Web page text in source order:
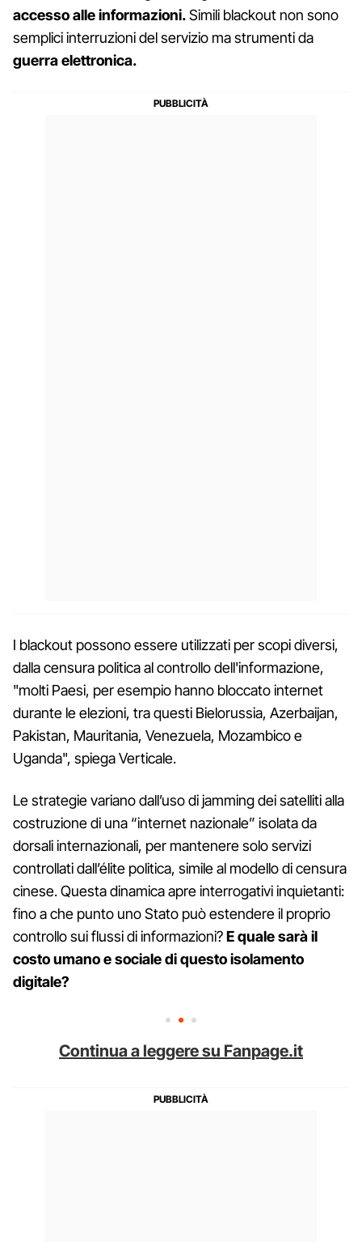
accesso alle informazioni.Simili blackout non sono
semplici interruzioni del servizio ma strumenti da
guerra elettronica.
I blackout possono essere utilizzati per scopi diversi,
dalla censura politica al controllo dell'informazione,
"molti Paesi, per esempio hanno bloccato internet
durante le elezioni, tra questi Bielorussia, Azerbaijan,
Pakistan, Mauritania, Venezuela, Mozambico e
Uganda", spiega Verticale.
Le strategie variano dall’uso di jamming dei satelliti alla
costruzione di una “internet nazionale” isolata da
dorsali internazionali, per mantenere solo servizi
controllati dall’élite politica, simile al modello di censura
cinese. Questa dinamica apre interrogativi inquietanti:
fino a che punto uno Stato può estendere il proprio
controllo sui flussi di informazioni?E quale sarà il
costo umano e sociale di questo isolamento
digitale?
Continua a leggere su Fanpage.it